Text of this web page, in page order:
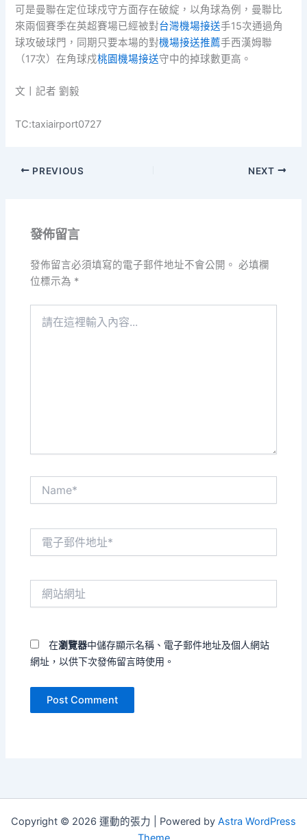
可是曼聯在定位球戍守方面存在破綻，以角球為例，曼聯比
來兩個賽季在英超賽場已經被對台灣機場接送手15次通過角
球攻破球門，同期只要本場的對機場接送推薦手西漢姆聯
（17次）在角球戍桃園機場接送守中的掉球數更高。
文丨記者 劉毅
TC:taxiairport0727
PREVIOUS NEXT
發佈留言
發佈留言必須填寫的電子郵件地址不會公開。 必填欄
位標示為 *
在瀏覽器中儲存顯示名稱、電子郵件地址及個人網站
網址，以供下次發佈留言時使用。
Copyright © 2026 運動的張力 | Powered by Astra WordPress